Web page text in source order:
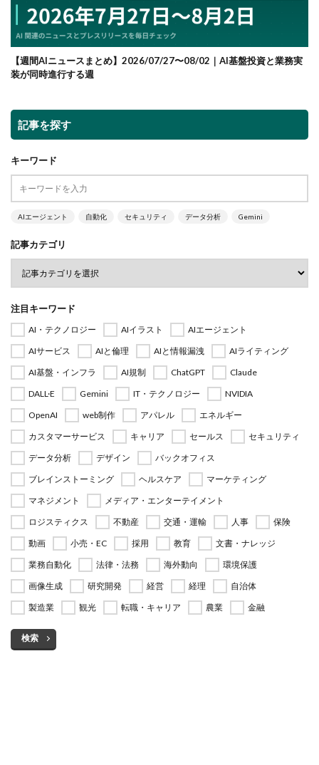
【週間AIニュースまとめ】2026/07/27〜08/02｜AI基盤投資と業務実
装が同時進行する週
記事を探す
キーワード
AIエージェント 自動化 セキュリティ データ分析 Gemini
記事カテゴリ
注目キーワード
AI・テクノロジー AIイラスト
AIエージェント
AIサービス
AIと倫理 AIと情報漏洩
AIライティング
AI基盤・インフラ
AI規制 ChatGPT
Claude
DALL·E
Gemini IT・テクノロジー
NVIDIA
OpenAI
web制作 アパレル
エネルギー
カスタマーサービス
キャリア セールス
セキュリティ
データ分析
デザイン
バックオフィス
ブレインストーミング
ヘルスケア
マーケティング
マネジメント
メディア・エンターテイメント
ロジスティクス
不動産 交通・運輸 人事
保険
動画
小売・EC 採用 教育
文書・ナレッジ
業務自動化
法律・法務 海外動向
環境保護
画像生成
研究開発 経営 経理
自治体
製造業
観光 転職・キャリア 農業 金融
検索